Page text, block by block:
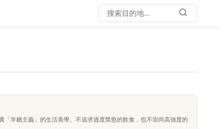
半糖主義」的生活美學。不追求過度禁慾的飲食，也不崇尚高強度的